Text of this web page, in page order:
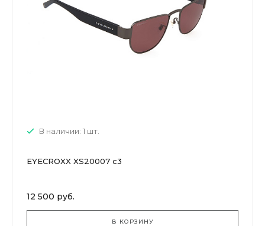
В наличии: 1 шт.
EYECROXX XS20007 c3
12 500 руб.
В КОРЗИНУ